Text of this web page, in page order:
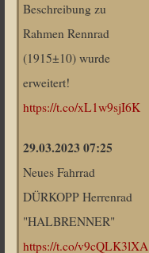
Beschreibung zu
Rahmen Rennrad
(1915±10) wurde
erweitert!
https://t.co/xL1w9sjI6K
29.03.2023 07:25
Neues Fahrrad
DÜRKOPP Herrenrad
"HALBRENNER"
https://t.co/v9cQLK3lXA